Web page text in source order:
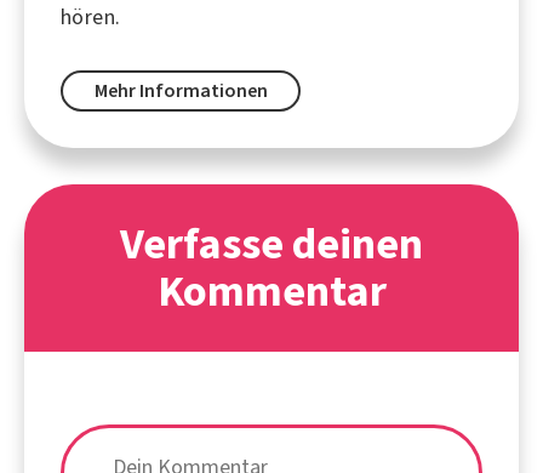
hören.
Mehr Informationen
Verfasse deinen
Kommentar